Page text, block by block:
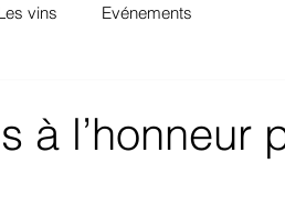
vins Evénements
à l’honneur